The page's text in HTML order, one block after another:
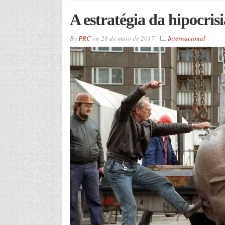
A estratégia da
ByPRCon 28 de maio de 2017 Internacional